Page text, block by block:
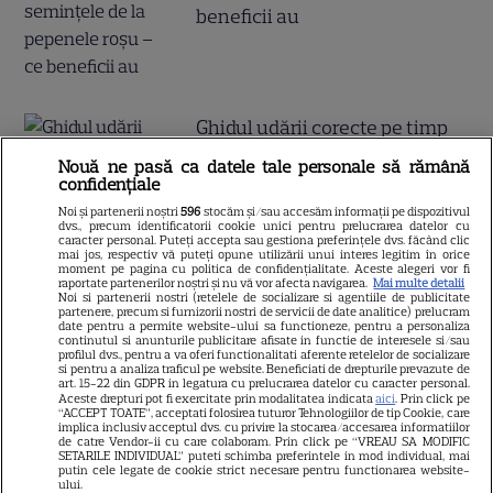
beneficii au
Ghidul udării corecte pe timp
de caniculă: când, cât şi cum
ALTE ARTICOLE
INTERESANTE
Nouă ne pasă ca datele tale personale să rămână
confidențiale
Noi și partenerii noștri596 stocăm și/sau accesăm informații pe dispozitivul
dvs., precum identificatorii cookie unici pentru prelucrarea datelor cu
caracter personal. Puteți accepta sau gestiona preferințele dvs. făcând clic
mai jos, respectiv vă puteți opune utilizării unui interes legitim în orice
moment pe pagina cu politica de confidențialitate. Aceste alegeri vor fi
raportate partenerilor noștri și nu vă vor afecta navigarea. Mai multe detalii
Noi si partenerii nostri (retelele de socializare si agentiile de publicitate
partenere, precum si furnizorii nostri de servicii de date analitice) prelucram
date pentru a permite website-ului sa functioneze, pentru a personaliza
continutul si anunturile publicitare afisate in functie de interesele si/sau
profilul dvs., pentru a va oferi functionalitati aferente retelelor de socializare
si pentru a analiza traficul pe website. Beneficiati de drepturile prevazute de
art. 15-22 din GDPR in legatura cu prelucrarea datelor cu caracter personal.
Aceste drepturi pot fi exercitate prin modalitatea indicataaici. Prin click pe
“ACCEPT TOATE”, acceptati folosirea tuturor Tehnologiilor de tip Cookie, care
implica inclusiv acceptul dvs. cu privire la stocarea/accesarea informatiilor
de catre Vendor-ii cu care colaboram. Prin click pe “VREAU SA MODIFIC
SETARILE INDIVIDUAL” puteti schimba preferintele in mod individual, mai
putin cele legate de cookie strict necesare pentru functionarea website-
ului.